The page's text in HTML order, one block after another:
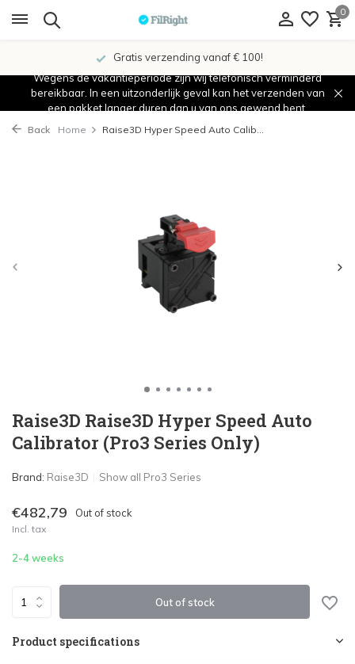
0
Gratis verzending vanaf € 100!
Wegens de vakantieperiode zijn wij telefonisch verminderd
bereikbaar. In een uitzonderlijk geval kan het verzenden van
een pakket langer duren dan u van ons gewend bent.
Back Home Raise3D Hyper Speed Auto Calib...
Raise3D Raise3D Hyper Speed Auto
Calibrator (Pro3 Series Only)
Brand: Raise3D Show all Pro3 Series
€482,79 Out of stock
Incl. tax
2-4 weeks
Out of stock
Product specifications